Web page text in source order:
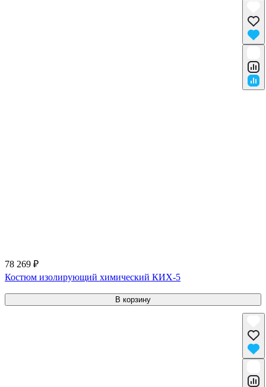
78 269 ₽
Костюм изолирующий химический КИХ-5
В корзину